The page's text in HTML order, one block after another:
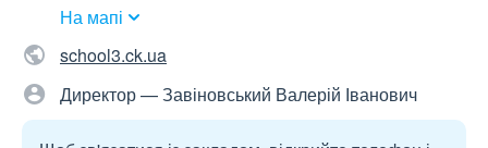
На мапі
school3.ck.ua
Директор — Завіновський Валерій Іванович